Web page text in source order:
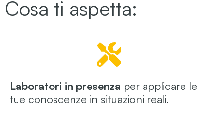
Cosa ti aspetta:
Laboratori in presenza per applicare le
tue conoscenze in situazioni reali.